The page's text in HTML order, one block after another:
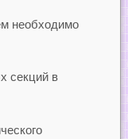
необходимо
секций в